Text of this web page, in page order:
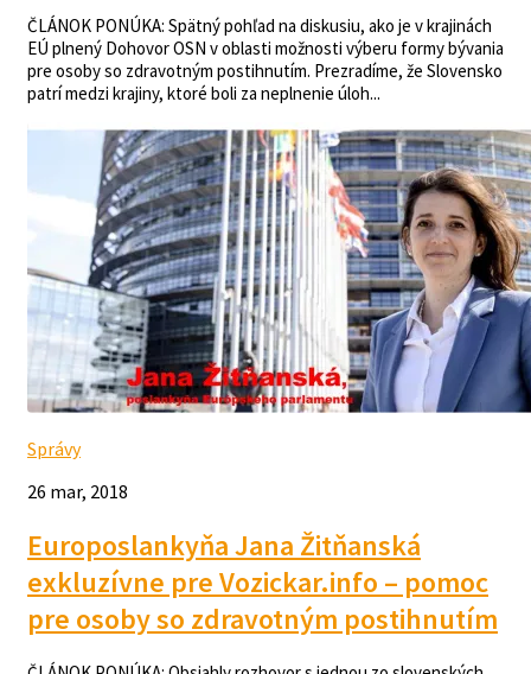
ČLÁNOK PONÚKA: Spätný pohľad na diskusiu, ako je v krajinách
EÚ plnený Dohovor OSN v oblasti možnosti výberu formy bývania
pre osoby so zdravotným postihnutím. Prezradíme, že Slovensko
patrí medzi krajiny, ktoré boli za neplnenie úloh...
Správy
26 mar, 2018
Europoslankyňa Jana Žitňanská
exkluzívne pre Vozickar.info – pomoc
pre osoby so zdravotným postihnutím